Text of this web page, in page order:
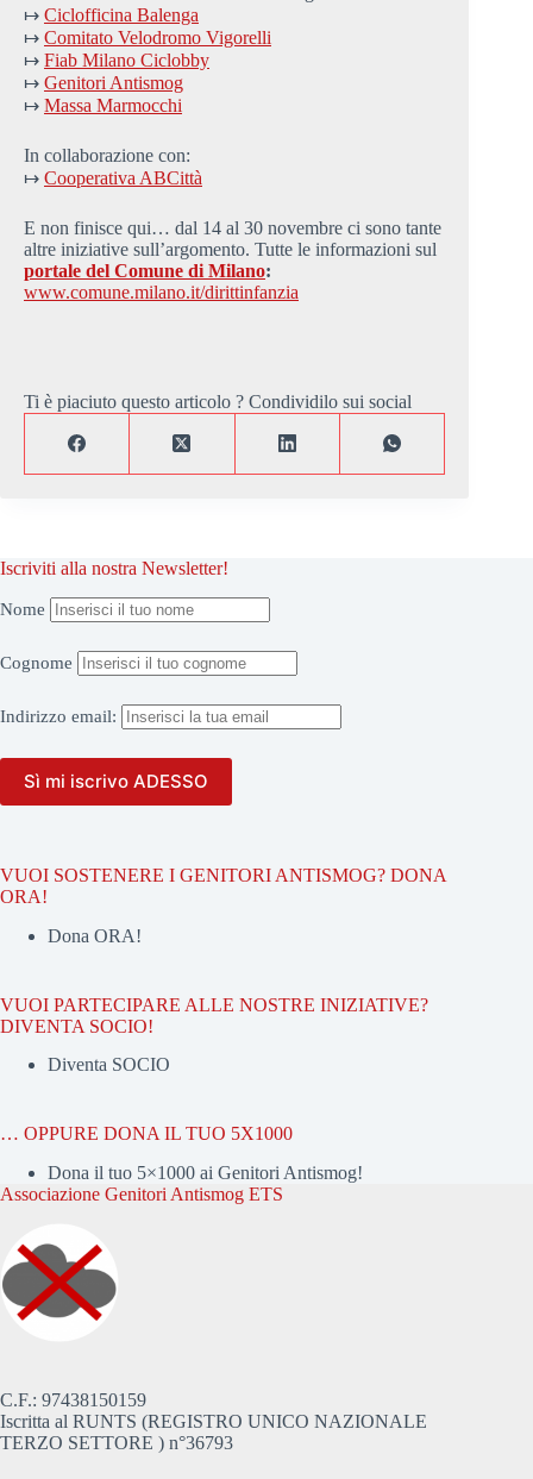
↦ Ciclofficina Balenga
↦ Comitato Velodromo Vigorelli
↦ Fiab Milano Ciclobby
↦ Genitori Antismog
↦ Massa Marmocchi
In collaborazione con:
↦ Cooperativa ABCittà
E non finisce qui… dal 14 al 30 novembre ci sono tante
altre iniziative sull’argomento. Tutte le informazioni sul
portale del Comune di Milano:
www.comune.milano.it/dirittinfanzia
Ti è piaciuto questo articolo ? Condividilo sui social
Iscriviti alla nostra Newsletter!
Nome
Cognome
Indirizzo email:
VUOI SOSTENERE I GENITORI ANTISMOG? DONA
ORA!
Dona ORA!
VUOI PARTECIPARE ALLE NOSTRE INIZIATIVE?
DIVENTA SOCIO!
Diventa SOCIO
… OPPURE DONA IL TUO 5X1000
Dona il tuo 5×1000 ai Genitori Antismog!
Associazione Genitori Antismog ETS
C.F.: 97438150159
Iscritta al RUNTS (REGISTRO UNICO NAZIONALE
TERZO SETTORE ) n°36793